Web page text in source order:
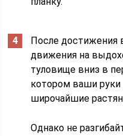
После достижения
движения на
туловище вниз в
котором ваши
широчайшие
Однако не